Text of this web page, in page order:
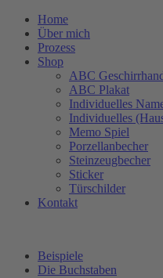
Home
Über mich
Prozess
Shop
ABC
ABC Plakat
Individuelles
Individuelles
Memo Spiel
Porzellanbecher
Steinzeugbecher
Sticker
Türschilder
Kontakt
Beispiele
Die Buchstaben